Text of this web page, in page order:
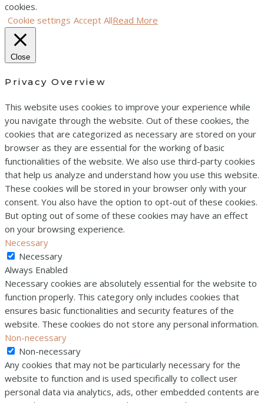
cookies.
Cookie settings Accept AllRead More
Close
Privacy Overview
This website uses cookies to improve your experience while
you navigate through the website. Out of these cookies, the
cookies that are categorized as necessary are stored on your
browser as they are essential for the working of basic
functionalities of the website. We also use third-party cookies
that help us analyze and understand how you use this website.
These cookies will be stored in your browser only with your
consent. You also have the option to opt-out of these cookies.
But opting out of some of these cookies may have an effect
on your browsing experience.
Necessary
Necessary
Always Enabled
Necessary cookies are absolutely essential for the website to
function properly. This category only includes cookies that
ensures basic functionalities and security features of the
website. These cookies do not store any personal information.
Non-necessary
Non-necessary
Any cookies that may not be particularly necessary for the
website to function and is used specifically to collect user
personal data via analytics, ads, other embedded contents are